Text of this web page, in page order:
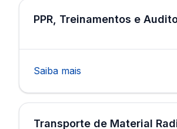
PPR, Treinamentos e
Saiba mais
Transporte de Material